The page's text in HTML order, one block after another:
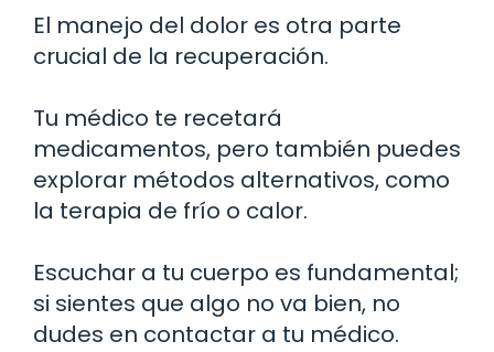
El manejo del dolor es otra parte
crucial de la recuperación.
Tu médico te recetará
medicamentos, pero también puedes
explorar métodos alternativos, como
la terapia de frío o calor.
Escuchar a tu cuerpo es fundamental;
si sientes que algo no va bien, no
dudes en contactar a tu médico.